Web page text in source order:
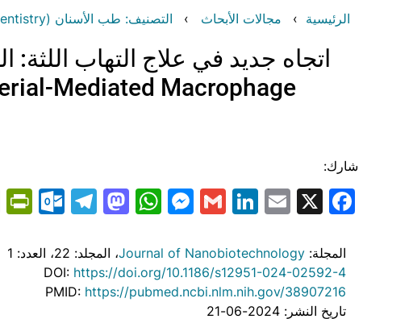
الرئيسية مجالات الأبحاث التصنيف: طب الأسنان (Dentistry)
اتجاه جديد في علاج التهاب اللثة:
Mediated Macrophage
شارك:
Facebook
X
Email
LinkedIn
Gmail
Messenger
WhatsApp
المجلة: Journal of Nanobiotechnology، المجلد: 22
، العدد: 1
DOI: https://doi.org/10.1186/s12951-024-02592-4
PMID: https://pubmed.ncbi.nlm.nih.gov/38907216
تاريخ النشر: 2024-06-21